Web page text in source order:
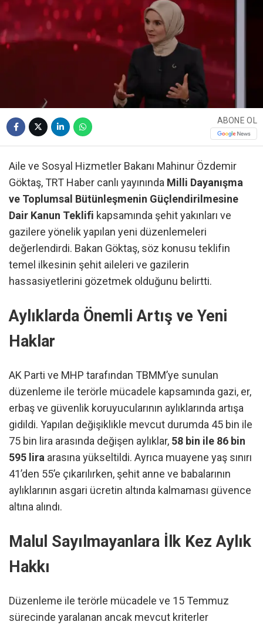
ABONE OL
Aile ve Sosyal Hizmetler Bakanı Mahinur Özdemir
Göktaş, TRT Haber canlı yayınında Milli Dayanışma
ve Toplumsal Bütünleşmenin Güçlendirilmesine
Dair Kanun Teklifi kapsamında şehit yakınları ve
gazilere yönelik yapılan yeni düzenlemeleri
değerlendirdi. Bakan Göktaş, söz konusu teklifin
temel ilkesinin şehit aileleri ve gazilerin
hassasiyetlerini gözetmek olduğunu belirtti.
Aylıklarda Önemli Artış ve Yeni
Haklar
AK Parti ve MHP tarafından TBMM’ye sunulan
düzenleme ile terörle mücadele kapsamında gazi, er,
erbaş ve güvenlik koruyucularının aylıklarında artışa
gidildi. Yapılan değişiklikle mevcut durumda 45 bin ile
75 bin lira arasında değişen aylıklar, 58 bin ile 86 bin
595 lira arasına yükseltildi. Ayrıca muayene yaş sınırı
41’den 55’e çıkarılırken, şehit anne ve babalarının
aylıklarının asgari ücretin altında kalmaması güvence
altına alındı.
Malul Sayılmayanlara İlk Kez Aylık
Hakkı
Düzenleme ile terörle mücadele ve 15 Temmuz
sürecinde yaralanan ancak mevcut kriterler